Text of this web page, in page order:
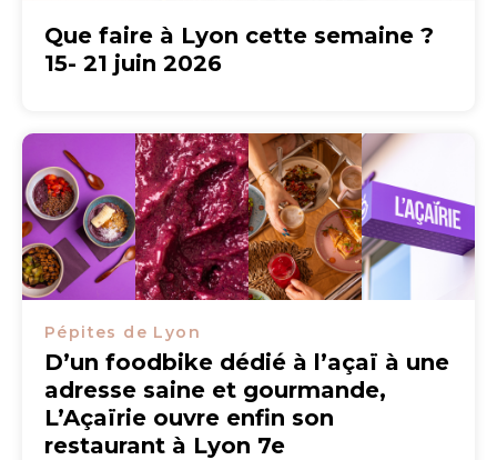
Que faire à Lyon cette semaine ?
15- 21 juin 2026
Pépites de Lyon
D’un foodbike dédié à l’açaï à une
adresse saine et gourmande,
L’Açaïrie ouvre enfin son
restaurant à Lyon 7e